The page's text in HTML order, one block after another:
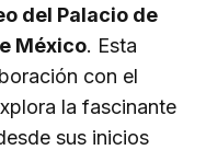
del Palacio de
México. Esta
con el
la fascinante
sus inicios